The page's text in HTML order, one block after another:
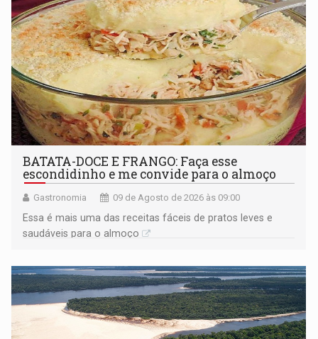
BATATA-DOCE E FRANGO: Faça esse
escondidinho e me convide para o almoço
Gastronomia 09 de Agosto de 2026 às 09:00
Essa é mais uma das receitas fáceis de pratos leves e
saudáveis para o almoço